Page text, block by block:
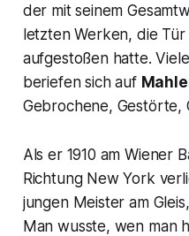
der mit seinem
letzten Werken, die
aufgestoßen hatte.
beriefen sich auf
Gebrochene, Gestörte,
Als er 1910 am Wiener
Richtung New York
jungen Meister am
Man wusste, wen man